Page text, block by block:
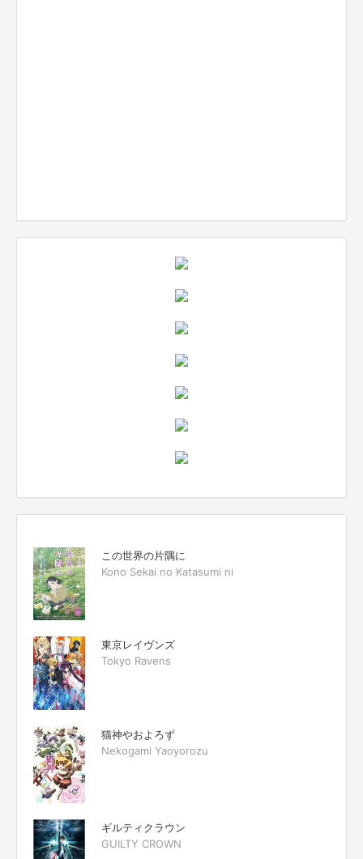
この世界の片隅に
Kono Sekai no Katasumi ni
東京レイヴンズ
Tokyo Ravens
猫神やおよろず
Nekogami Yaoyorozu
ギルティクラウン
GUILTY CROWN